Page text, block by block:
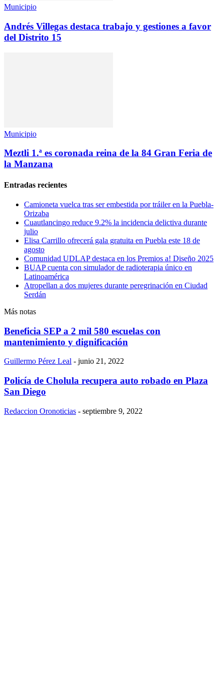
Municipio
Andrés Villegas destaca trabajo y gestiones a favor
del Distrito 15
Municipio
Meztli 1.ª es coronada reina de la 84 Gran Feria de
la Manzana
Entradas recientes
Camioneta vuelca tras ser embestida por tráiler en la Puebla-
Orizaba
Cuautlancingo reduce 9.2% la incidencia delictiva durante
julio
Elisa Carrillo ofrecerá gala gratuita en Puebla este 18 de
agosto
Comunidad UDLAP destaca en los Premios a! Diseño 2025
BUAP cuenta con simulador de radioterapia único en
Latinoamérica
Atropellan a dos mujeres durante peregrinación en Ciudad
Serdán
Más notas
Beneficia SEP a 2 mil 580 escuelas con
mantenimiento y dignificación
Guillermo Pérez Leal - junio 21, 2022
Policía de Cholula recupera auto robado en Plaza
San Diego
Redaccion Oronoticias - septiembre 9, 2022